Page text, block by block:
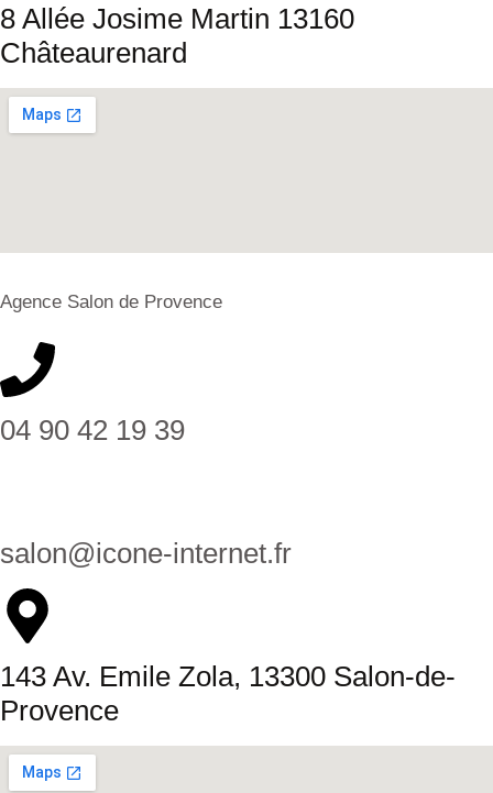
8 Allée Josime Martin 13160
Châteaurenard
Agence Salon de Provence
04 90 42 19 39
salon@icone-internet.fr
143 Av. Emile Zola, 13300 Salon-de-
Provence